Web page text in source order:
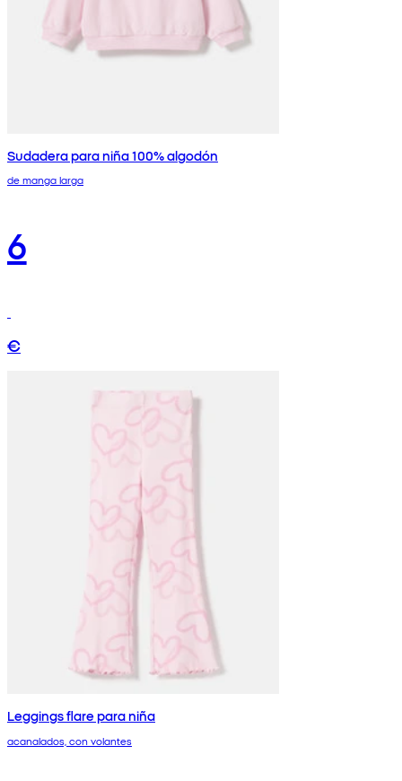
Sudadera para niña 100% algodón
de manga larga
6
€
Leggings flare para niña
acanalados, con volantes